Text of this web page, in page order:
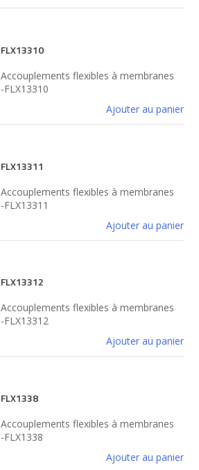
FLX13310
Accouplements flexibles à membranes
-FLX13310
Ajouter au panier
FLX13311
Accouplements flexibles à membranes
-FLX13311
Ajouter au panier
FLX13312
Accouplements flexibles à membranes
-FLX13312
Ajouter au panier
FLX1338
Accouplements flexibles à membranes
-FLX1338
Ajouter au panier